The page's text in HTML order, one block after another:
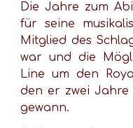
Die Jahre zum
für seine
Mitglied des
war und die
Line um den
den er zwei
gewann.